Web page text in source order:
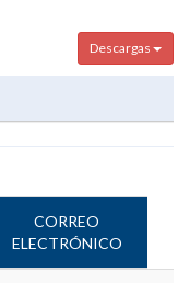
Descargas
CORREO
ELECTRÓNICO